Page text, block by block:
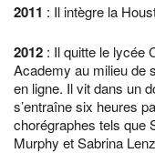
2011 : Il intègre la
2012 : Il quitte le lycée
Academy au milieu de
en ligne. Il vit dans un
s’entraîne six heures
chorégraphes tels que
Murphy et Sabrina